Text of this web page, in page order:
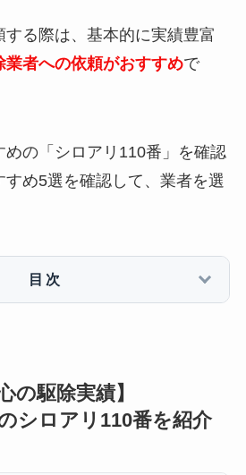
する際は、基本的に実績豊富
業者への依頼がおすすめで
めの「シロアリ110番」を確認
すめ5選を確認して、業者を選
目次
の駆除実績】
シロアリ110番を紹介